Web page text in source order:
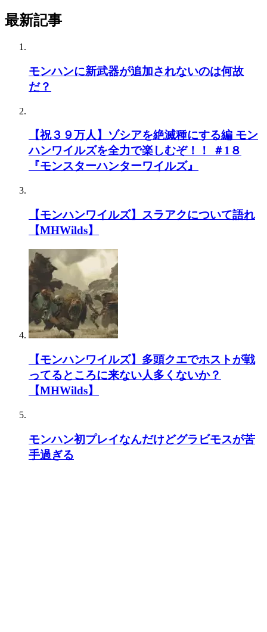
最新記事
モンハンに新武器が追加されないのは何故
だ？
【祝３９万人】ゾシアを絶滅種にする編 モン
ハンワイルズを全力で楽しむぞ！！ ＃1８
『モンスターハンターワイルズ』
【モンハンワイルズ】スラアクについて語れ
【MHWilds】
【モンハンワイルズ】多頭クエでホストが戦
ってるところに来ない人多くないか？
【MHWilds】
モンハン初プレイなんだけどグラビモスが苦
手過ぎる